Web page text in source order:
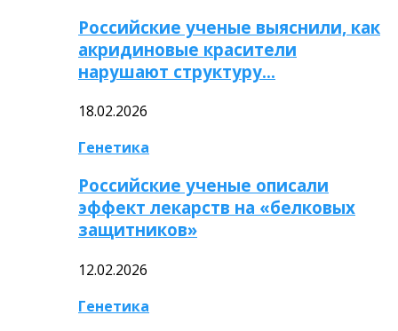
Российские ученые выяснили, как
акридиновые красители
нарушают структуру…
18.02.2026
Генетика
Российские ученые описали
эффект лекарств на «белковых
защитников»
12.02.2026
Генетика